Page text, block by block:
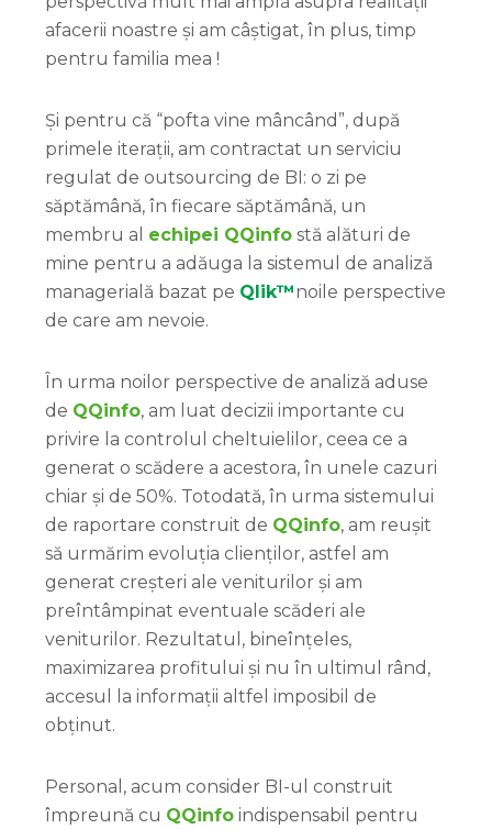
afacerii noastre și am câștigat, în plus, timp
pentru familia mea !
Și pentru că “pofta vine mâncând”, după
primele iterații, am contractat un serviciu
regulat de outsourcing de BI: o zi pe
săptămână, în fiecare săptămână, un
membru al echipei QQinfo stă alături de
mine pentru a adăuga la sistemul de analiză
managerială bazat pe Qlik™noile perspective
de care am nevoie.
În urma noilor perspective de analiză aduse
de QQinfo, am luat decizii importante cu
privire la controlul cheltuielilor, ceea ce a
generat o scădere a acestora, în unele cazuri
chiar și de 50%. Totodată, în urma sistemului
de raportare construit de QQinfo, am reușit
să urmărim evoluția clienților, astfel am
generat creșteri ale veniturilor și am
preîntâmpinat eventuale scăderi ale
veniturilor. Rezultatul, bineînțeles,
maximizarea profitului și nu în ultimul rând,
accesul la informații altfel imposibil de
obținut.
Personal, acum consider BI-ul construit
împreună cu QQinfo indispensabil pentru